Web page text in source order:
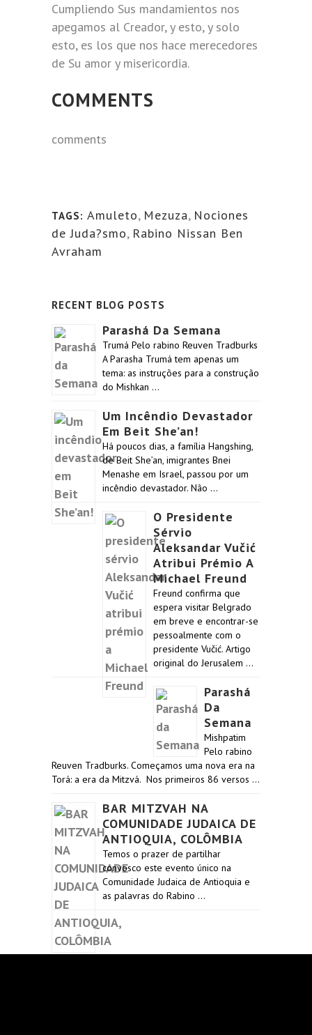
Cumpliendo Sus mandamientos nos
apegamos al Creador, y esto, y solo
esto, es los que nos hace merecedores
de Su amor y misericordia.
COMMENTS
comments
TAGS: Amuleto, Mezuza, Nociones
de Juda?smo, Rabino Nissan Ben
Avraham
RECENT BLOG POSTS
Parashá Da Semana
Trumá Pelo rabino Reuven Tradburks
A Parasha Trumá tem apenas um
tema: as instruções para a construção
do Mishkan …
Um Incêndio Devastador
Em Beit She’an!
Há poucos dias, a família Hangshing,
de Beit She’an, imigrantes Bnei
Menashe em Israel, passou por um
incêndio devastador. Não …
O Presidente
Sérvio
Aleksandar Vučić
Atribui Prémio A
Michael Freund
Freund confirma que
espera visitar Belgrado
em breve e encontrar-se
pessoalmente com o
presidente Vučić. Artigo
original do Jerusalem …
Parashá
Da
Semana
Mishpatim
Pelo rabino
Reuven Tradburks. Começamos uma nova era na
Torá: a era da Mitzvá. Nos primeiros 86 versos …
BAR MITZVAH NA
COMUNIDADE JUDAICA DE
ANTIOQUIA, COLÔMBIA
Temos o prazer de partilhar
convosco este evento único na
Comunidade Judaica de Antioquia e
as palavras do Rabino …